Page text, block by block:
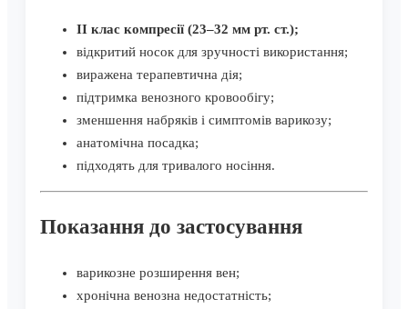
II клас компресії (23–32 мм рт. ст.);
відкритий носок для зручності використання;
виражена терапевтична дія;
підтримка венозного кровообігу;
зменшення набряків і симптомів варикозу;
анатомічна посадка;
підходять для тривалого носіння.
Показання до застосування
варикозне розширення вен;
хронічна венозна недостатність;